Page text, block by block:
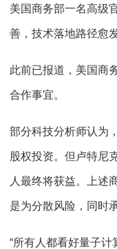
美国商务部一名高级
善，技术落地路径愈
此前已报道，美国商
合作事宜。
部分科技分析师认为
股权投资。但卢特尼
人最终将获益。上述
是为分散风险，同时
“所有人都看好量子计